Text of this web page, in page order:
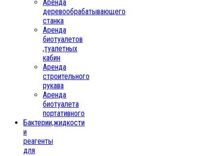
Аренда
деревообрабатывающего
станка
Аренда
биотуалетов
,туалетных
кабин
Аренда
строительного
рукава
Аренда
биотуалета
портативного
Бактерии,жидкости
и
реагенты
для